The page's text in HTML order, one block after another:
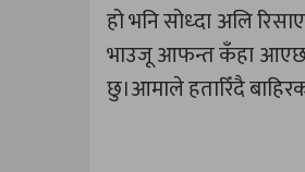
हो भनि सोध्दा अलि
भाउजू आफन्त कँहा आएछन्
छु।आमाले हतारिँदै